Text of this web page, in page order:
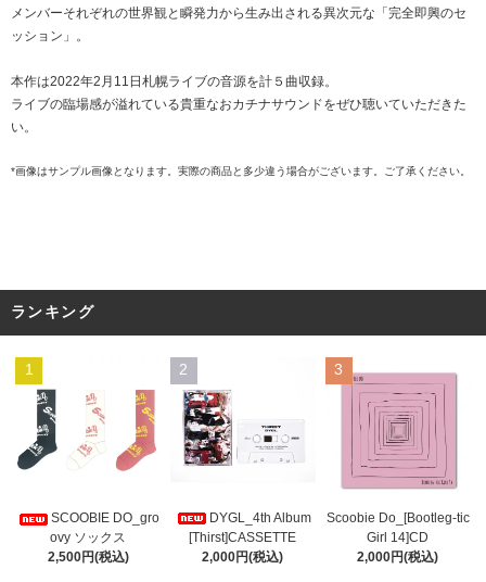
メンバーそれぞれの世界観と瞬発力から生み出される異次元な「完全即興のセ
ッション」。
本作は2022年2月11日札幌ライブの音源を計５曲収録。
ライブの臨場感が溢れている貴重なおカチナサウンドをぜひ聴いていただきた
い。
*画像はサンプル画像となります。実際の商品と多少違う場合がございます。ご了承ください。
ランキング
1
SCOOBIE DO_gro
ovy ソックス
2,500円(税込)
2
DYGL_4th Album
[Thirst]CASSETTE
2,000円(税込)
3
Scoobie Do_[Bootleg-tic
Girl 14]CD
2,000円(税込)